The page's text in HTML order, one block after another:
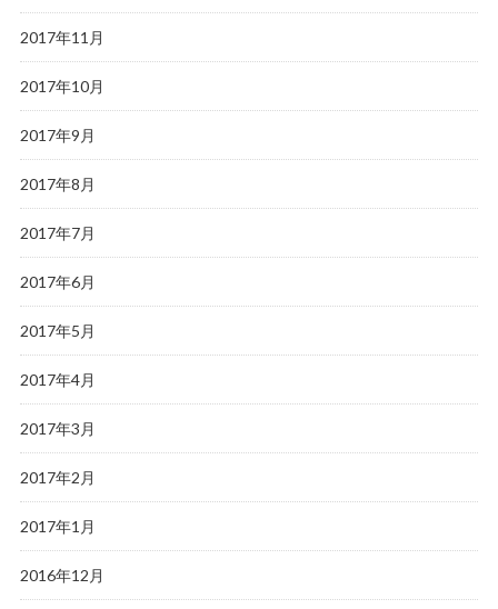
2017年11月
2017年10月
2017年9月
2017年8月
2017年7月
2017年6月
2017年5月
2017年4月
2017年3月
2017年2月
2017年1月
2016年12月